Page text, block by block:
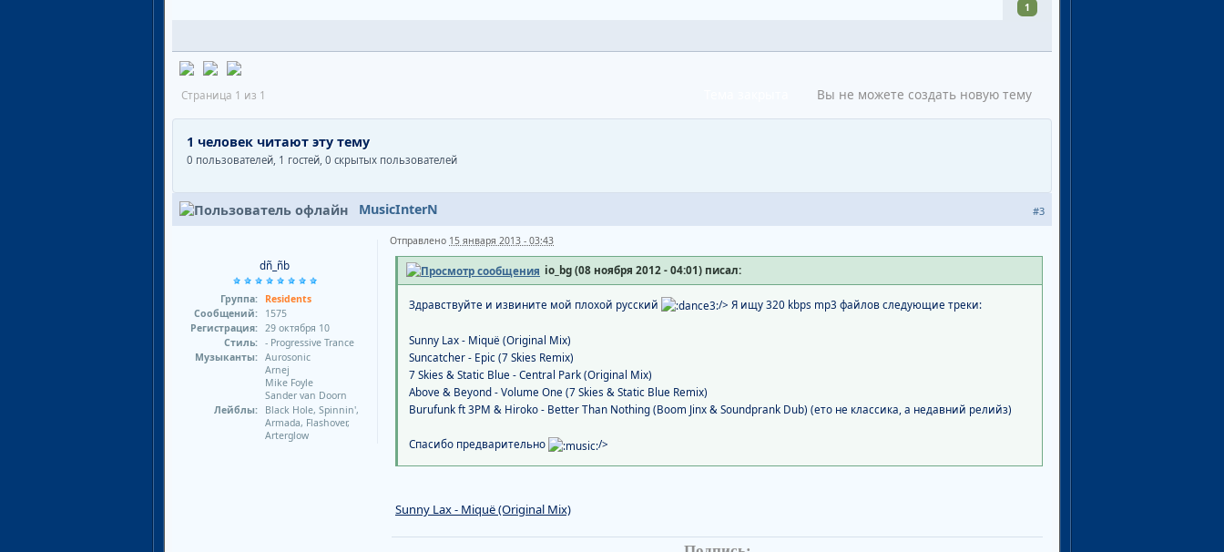
1
#3
MusicInterN
dñ_ñb
Группа:
Residents
Сообщений:
1575
Регистрация:
29 октября 10
Стиль:
- Progressive Trance
Музыканты:
Aurosonic
Arnej
Mike Foyle
Sander van Doorn
Лейблы:
Black Hole, Spinnin',
Armada, Flashover,
Arterglow
Отправлено 15 января 2013 - 03:43
io_bg (08 ноября 2012 - 04:01) писал:
Здравствуйте и извините мой плохой русский /> Я ищу 320 kbps mp3 файлов следующие треки:
Sunny Lax - Miquë (Original Mix)
Suncatcher - Epic (7 Skies Remix)
7 Skies & Static Blue - Central Park (Original Mix)
Above & Beyond - Volume One (7 Skies & Static Blue Remix)
Burufunk ft 3PM & Hiroko - Better Than Nothing (Boom Jinx & Soundprank Dub) (ето не классика, а недавний релийз)
Спасибо предварительно />
Sunny Lax - Miquë (Original Mix)
Страница 1 из 1 Вы не можете создать новую тему
1 человек читают эту тему
0 пользователей, 1 гостей, 0 скрытых пользователей